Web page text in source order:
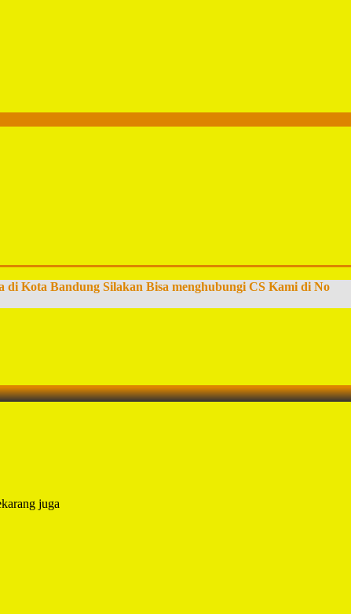
di Kota Bandung Silakan Bisa menghubungi CS Kami di No
juga